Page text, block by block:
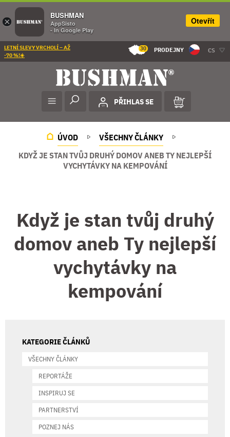
LETNÍ SLEVY VRCHOLÍ – AŽ
-70 %!☀️
30 PRODEJNY CS
PŘIHLAS SE
ÚVOD
VŠECHNY ČLÁNKY
KDYŽ JE STAN TVŮJ DRUHÝ DOMOV ANEB TY NEJLEPŠÍ
VYCHYTÁVKY NA KEMPOVÁNÍ
Když je stan tvůj druhý
domov aneb Ty nejlepší
vychytávky na
kempování
KATEGORIE ČLÁNKŮ
VŠECHNY ČLÁNKY
REPORTÁŽE
INSPIRUJ SE
PARTNERSTVÍ
POZNEJ NÁS
×
BUSHMAN
AppSisto
- In Google Play
Otevřít